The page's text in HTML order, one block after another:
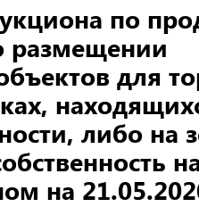
по
размещении
для
либо на
на